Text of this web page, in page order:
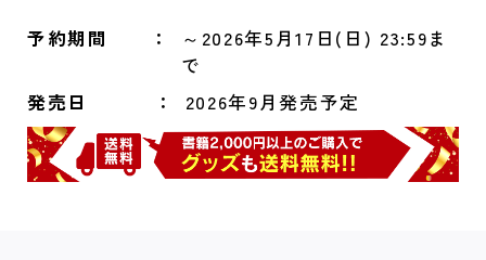
予約期間
～2026年5月17日(日) 23:59ま
で
発売日
2026年9月発売予定